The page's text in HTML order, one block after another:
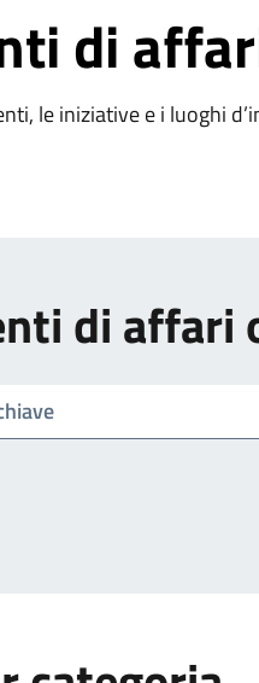
di
le iniziative e i luoghi
di affari